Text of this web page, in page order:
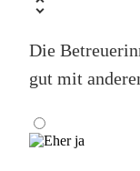
Die
gut mit